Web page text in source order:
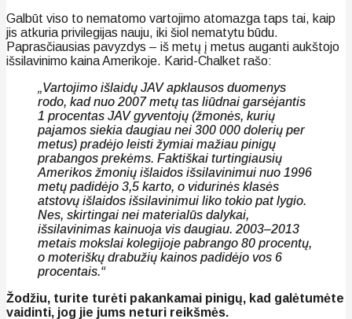
Galbūt viso to nematomo vartojimo atomazga taps tai, kaip
jis atkuria privilegijas nauju, iki šiol nematytu būdu.
Paprasčiausias pavyzdys – iš metų į metus auganti aukštojo
išsilavinimo kaina Amerikoje. Karid-Chalket rašo:
„Vartojimo išlaidų JAV apklausos duomenys
rodo, kad nuo 2007 metų tas liūdnai garsėjantis
1 procentas JAV gyventojų (žmonės, kurių
pajamos siekia daugiau nei 300 000 dolerių per
metus) pradėjo leisti žymiai mažiau pinigų
prabangos prekėms. Faktiškai turtingiausių
Amerikos žmonių išlaidos išsilavinimui nuo 1996
metų padidėjo 3,5 karto, o vidurinės klasės
atstovų išlaidos išsilavinimui liko tokio pat lygio.
Nes, skirtingai nei materialūs dalykai,
išsilavinimas kainuoja vis daugiau. 2003–2013
metais mokslai kolegijoje pabrango 80 procentų,
o moteriškų drabužių kainos padidėjo vos 6
procentais.“
Žodžiu, turite turėti pakankamai pinigų, kad galėtumėte
vaidinti, jog jie jums neturi reikšmės.